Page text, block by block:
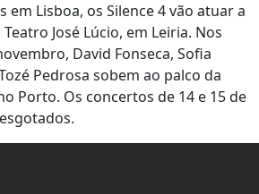
em Lisboa, os Silence 4 vão atuar a
José Lúcio, em Leiria. Nos
David Fonseca, Sofia
Pedrosa sobem ao palco da
Porto. Os concertos de 14 e 15 de